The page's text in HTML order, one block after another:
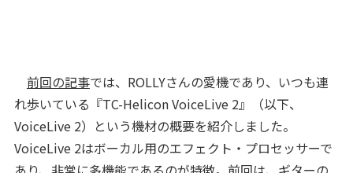
前回の記事では、ROLLYさんの愛機であり、いつも連
れ歩いている『TC-Helicon VoiceLive 2』（以下、
VoiceLive 2）という機材の概要を紹介しました。
VoiceLive 2はボーカル用のエフェクト・プロセッサーで